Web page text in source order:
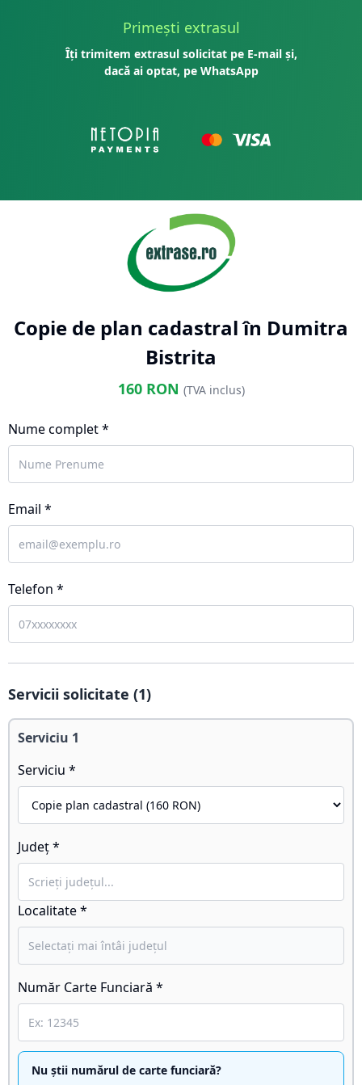
Primești extrasul
Îți trimitem extrasul solicitat pe E-mail și,
dacă ai optat, pe WhatsApp
Copie de plan cadastral în Dumitra
Bistrita
160RON (TVA inclus)
Nume complet *
Email *
Telefon *
Servicii solicitate (1)
Serviciu 1
Serviciu *
Județ *
Localitate *
Număr Carte Funciară *
Nu știi numărul de carte funciară?